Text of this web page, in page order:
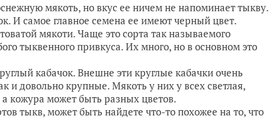
мякоть, но вкус ее ничем не напоминает тыкву.
И самое главное семена ее имеют черный цвет.
мякоти. Чаще это сорта так называемого
тыквенного привкуса. Их много, но в основном это
кабачок. Внешне эти круглые кабачки очень
и довольно крупные. Мякоть у них у всех светлая,
кожура может быть разных цветов.
тыкв, может быть найдете что-то похожее на то, что